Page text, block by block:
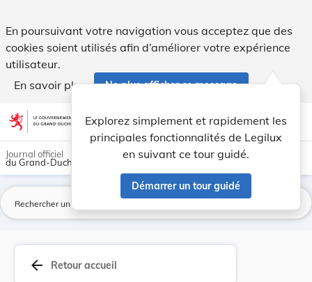
En poursuivant votre navigation vous acceptez que des
cookies soient utilisés afin d’améliorer votre expérience
utilisateur.
En savoir plus
Ne plus afficher ce message
Aller au contenu account_circle help Aide
Explorez simplement et rapidement les
principales fonctionnalités de Legilux
en suivant ce tour guidé.
Démarrer un tour guidé
light_mode dark_mode
Journal officiel
du Grand-Duché de Luxembourg
arrow_back Retour accueil